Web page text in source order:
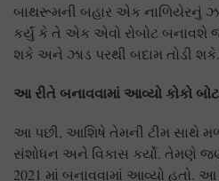
બાથરૂમની બહાર એક નાળિયેરનું
કર્યું કે તે એક એવો રોબોટ બનાવશે
શકે અને ઝાડ પરથી બદામ તોડી શકે.
આ રીતે બનાવવામાં આવ્યો કોકો બોટ
આ પછી, આશિષે તેમની ટીમ સાથે
સંશોધન અને વિકાસ કર્યો. તેમણે
2021 માં બનાવવામાં આવ્યો હતો. આ